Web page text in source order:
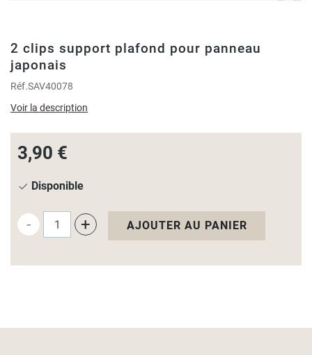
2 clips support plafond pour panneau
japonais
Réf.SAV40078
Voir la description
3,90 €
Disponible
- + AJOUTER AU PANIER